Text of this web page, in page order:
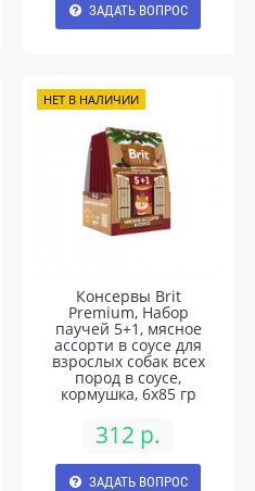
ЗАДАТЬ ВОПРОС
НЕТ В НАЛИЧИИ
Консервы Brit
Premium, Набор
паучей 5+1, мясное
ассорти в соусе для
взрослых собак всех
пород в соусе,
кормушка, 6х85 гр
312 р.
ЗАДАТЬ ВОПРОС